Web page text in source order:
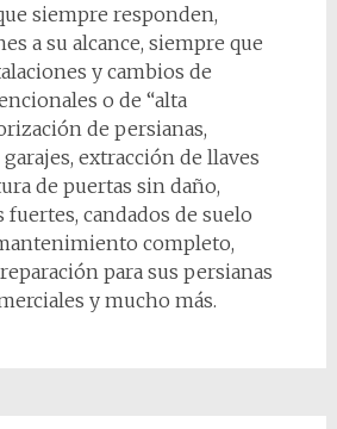
siempre responden,
a su alcance, siempre que
y cambios de
o de “alta
de persianas,
extracción de llaves
de puertas sin daño,
fuertes, candados de suelo
completo,
para sus persianas
y mucho más.